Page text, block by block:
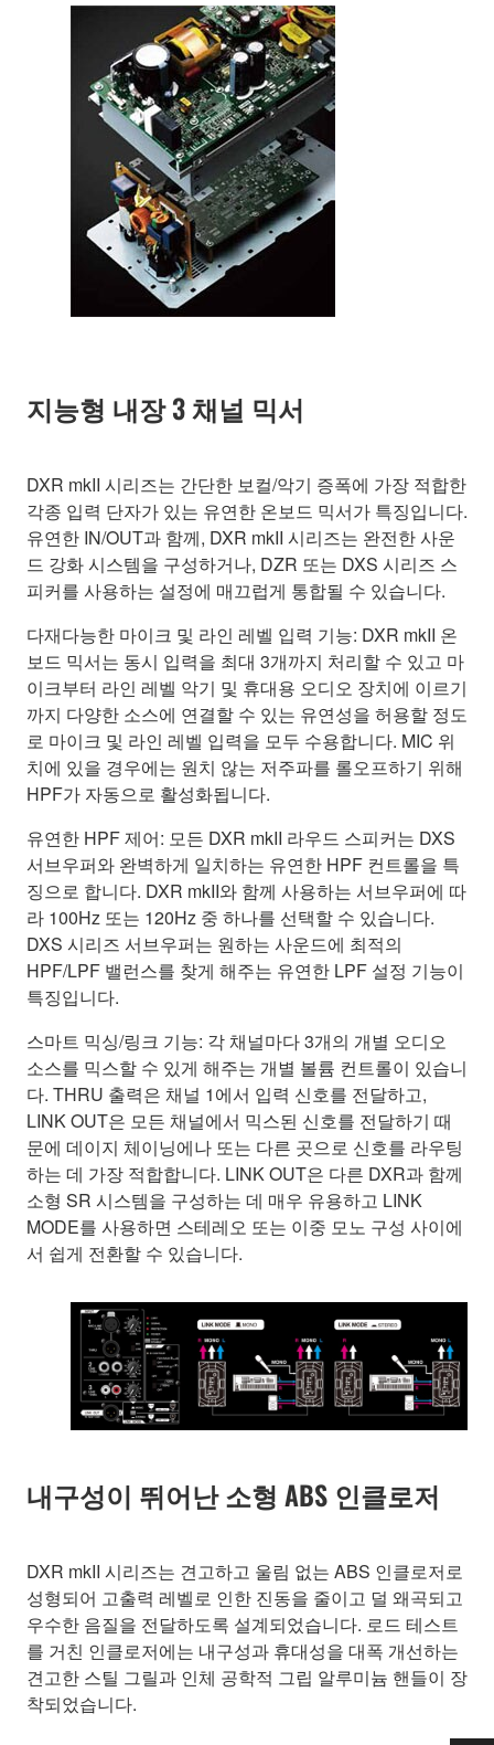
지능형 내장 3 채널 믹서
DXR mkII 시리즈는 간단한 보컬/악기 증폭에 가장 적합한
각종 입력 단자가 있는 유연한 온보드 믹서가 특징입니다.
유연한 IN/OUT과 함께, DXR mkII 시리즈는 완전한 사운
드 강화 시스템을 구성하거나, DZR 또는 DXS 시리즈 스
피커를 사용하는 설정에 매끄럽게 통합될 수 있습니다.
다재다능한 마이크 및 라인 레벨 입력 기능: DXR mkII 온
보드 믹서는 동시 입력을 최대 3개까지 처리할 수 있고 마
이크부터 라인 레벨 악기 및 휴대용 오디오 장치에 이르기
까지 다양한 소스에 연결할 수 있는 유연성을 허용할 정도
로 마이크 및 라인 레벨 입력을 모두 수용합니다. MIC 위
치에 있을 경우에는 원치 않는 저주파를 롤오프하기 위해
HPF가 자동으로 활성화됩니다.
유연한 HPF 제어: 모든 DXR mkII 라우드 스피커는 DXS
서브우퍼와 완벽하게 일치하는 유연한 HPF 컨트롤을 특
징으로 합니다. DXR mkII와 함께 사용하는 서브우퍼에 따
라 100Hz 또는 120Hz 중 하나를 선택할 수 있습니다.
DXS 시리즈 서브우퍼는 원하는 사운드에 최적의
HPF/LPF 밸런스를 찾게 해주는 유연한 LPF 설정 기능이
특징입니다.
스마트 믹싱/링크 기능: 각 채널마다 3개의 개별 오디오
소스를 믹스할 수 있게 해주는 개별 볼륨 컨트롤이 있습니
다. THRU 출력은 채널 1에서 입력 신호를 전달하고,
LINK OUT은 모든 채널에서 믹스된 신호를 전달하기 때
문에 데이지 체이닝에나 또는 다른 곳으로 신호를 라우팅
하는 데 가장 적합합니다. LINK OUT은 다른 DXR과 함께
소형 SR 시스템을 구성하는 데 매우 유용하고 LINK
MODE를 사용하면 스테레오 또는 이중 모노 구성 사이에
서 쉽게 전환할 수 있습니다.
내구성이 뛰어난 소형 ABS 인클로저
DXR mkII 시리즈는 견고하고 울림 없는 ABS 인클로저로
성형되어 고출력 레벨로 인한 진동을 줄이고 덜 왜곡되고
우수한 음질을 전달하도록 설계되었습니다. 로드 테스트
를 거친 인클로저에는 내구성과 휴대성을 대폭 개선하는
견고한 스틸 그릴과 인체 공학적 그립 알루미늄 핸들이 장
착되었습니다.